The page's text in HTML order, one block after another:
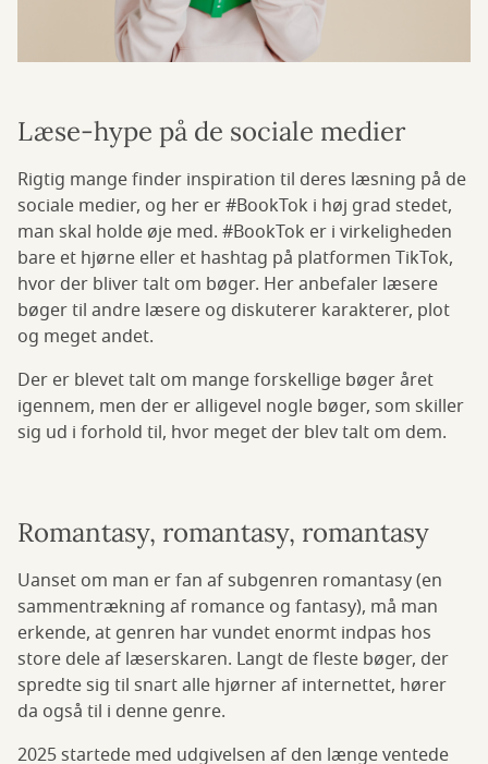
Læse-hype på de sociale medier
Rigtig mange finder inspiration til deres læsning på de
sociale medier, og her er #BookTok i høj grad stedet,
man skal holde øje med. #BookTok er i virkeligheden
bare et hjørne eller et hashtag på platformen TikTok,
hvor der bliver talt om bøger. Her anbefaler læsere
bøger til andre læsere og diskuterer karakterer, plot
og meget andet.
Der er blevet talt om mange forskellige bøger året
igennem, men der er alligevel nogle bøger, som skiller
sig ud i forhold til, hvor meget der blev talt om dem.
Romantasy, romantasy, romantasy
Uanset om man er fan af subgenren romantasy (en
sammentrækning af romance og fantasy), må man
erkende, at genren har vundet enormt indpas hos
store dele af læserskaren. Langt de fleste bøger, der
spredte sig til snart alle hjørner af internettet, hører
da også til i denne genre.
2025 startede med udgivelsen af den længe ventede